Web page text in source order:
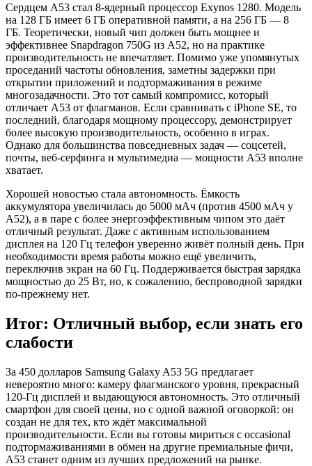
Сердцем A53 стал 8-ядерный процессор Exynos 1280. Модель
на 128 ГБ имеет 6 ГБ оперативной памяти, а на 256 ГБ — 8
ГБ. Теоретически, новый чип должен быть мощнее и
эффективнее Snapdragon 750G из A52, но на практике
производительность не впечатляет. Помимо уже упомянутых
проседаний частоты обновления, заметны задержки при
открытии приложений и подтормаживания в режиме
многозадачности. Это тот самый компромисс, который
отличает A53 от флагманов. Если сравнивать с iPhone SE, то
последний, благодаря мощному процессору, демонстрирует
более высокую производительность, особенно в играх.
Однако для большинства повседневных задач — соцсетей,
почты, веб-серфинга и мультимедиа — мощности A53 вполне
хватает.
Хорошей новостью стала автономность. Ёмкость
аккумулятора увеличилась до 5000 мАч (против 4500 мАч у
A52), а в паре с более энергоэффективным чипом это даёт
отличный результат. Даже с активным использованием
дисплея на 120 Гц телефон уверенно живёт полный день. При
необходимости время работы можно ещё увеличить,
переключив экран на 60 Гц. Поддерживается быстрая зарядка
мощностью до 25 Вт, но, к сожалению, беспроводной зарядки
по-прежнему нет.
Итог: Отличный выбор, если знать его
слабости
За 450 долларов Samsung Galaxy A53 5G предлагает
невероятно много: камеру флагманского уровня, прекрасный
120-Гц дисплей и выдающуюся автономность. Это отличный
смартфон для своей цены, но с одной важной оговоркой: он
создан не для тех, кто ждёт максимальной
производительности. Если вы готовы мириться с occasional
подтормаживаниями в обмен на другие премиальные фичи,
A53 станет одним из лучших предложений на рынке.